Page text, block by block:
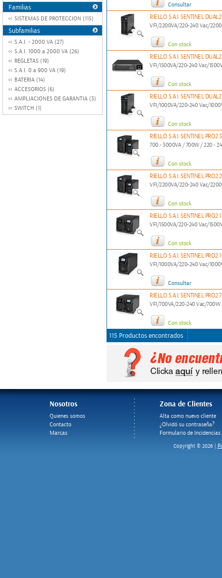
Familias
SISTEMAS DE PROTECCION (115)
Subfamilias
S.A.I. > 2000 VA (27)
S.A.I. 1000 a 2000 VA (26)
REGLETAS (19)
S.A.I. 0 a 900 VA (19)
BATERIA (14)
ACCESORIOS (6)
AMPLIACIONES DE GARANTIA (3)
SWITCH (1)
Consultar
RIELLO S.A.I. SENTINEL
VFI/2200VA/220-240 Vac/
Con stock
RIELLO S.A.I. SENTINEL
VFI/1500VA/220-240 Vac/
Con stock
RIELLO S.A.I. SENTINEL
VFI/1000VA/220-240 Vac/
Con stock
RIELLO S.A.I. SENTINEL PRO2
700 - 3000VA / 700W / 220 -
Con stock
RIELLO S.A.I. SENTINEL PRO2
VFI/2200VA/220-240 Vac/
Con stock
RIELLO S.A.I. SENTINEL PRO2
VFI/1500VA/220-240 Vac/
Con stock
RIELLO S.A.I. SENTINEL PRO2
VFI/1000VA/220-240 Vac/
Consultar
RIELLO S.A.I. SENTINEL PRO2
VFI/700VA/220-240 Vac/700W
Con stock
115 Productos encontrados
Nosotros
Quienes somos
Contacto
Marcas
Zona de Clientes
Alta como nuevo cliente
¿Olvidó su contraseña?
Formulario de Incidencias
Copyright © 2026 |